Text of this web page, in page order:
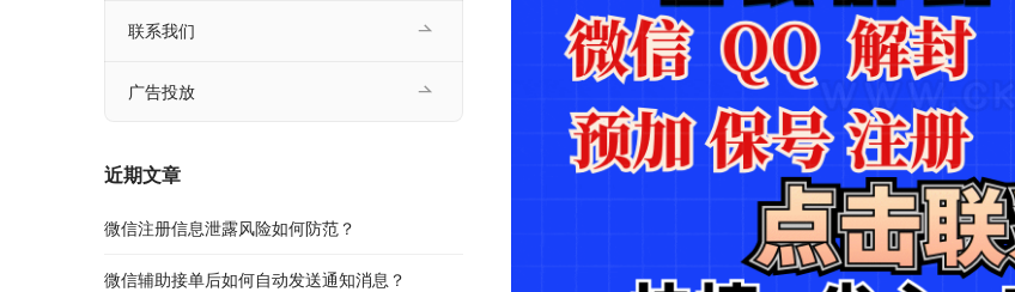
联系我们
广告投放
近期文章
微信注册信息泄露风险如何防范？
微信辅助接单后如何自动发送通知消息？